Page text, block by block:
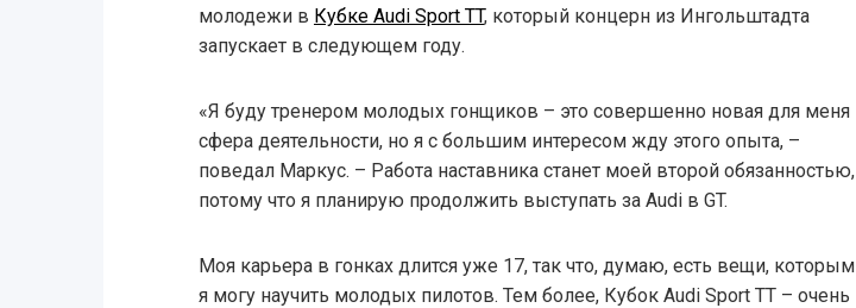
молодежи в Кубке Audi Sport TT, который концерн из Ингольштадта
запускает в следующем году.
«Я буду тренером молодых гонщиков – это совершенно новая для меня
сфера деятельности, но я с большим интересом жду этого опыта, –
поведал Маркус. – Работа наставника станет моей второй обязанностью,
потому что я планирую продолжить выступать за Audi в GT.
Моя карьера в гонках длится уже 17, так что, думаю, есть вещи, которым
я могу научить молодых пилотов. Тем более, Кубок Audi Sport TT – очень